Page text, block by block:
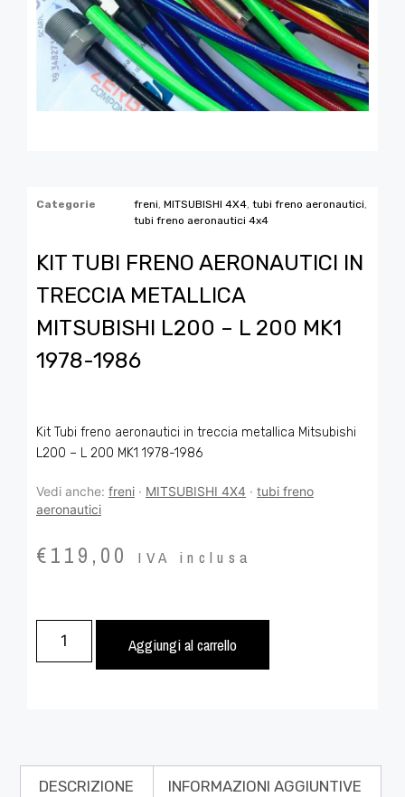
Categorie freni MITSUBISHI 4X4 tubi freno aeronautici
tubi freno aeronautici 4x4
KIT TUBI FRENO AERONAUTICI IN
TRECCIA METALLICA
MITSUBISHI L200 – L 200 MK1
1978-1986
Kit Tubi freno aeronautici in treccia metallica Mitsubishi
L200 – L 200 MK1 1978-1986
Vedi anche: freni · MITSUBISHI 4X4 · tubi freno
aeronautici
€119,00 IVA inclusa
Aggiungi al carrello
DESCRIZIONE INFORMAZIONI AGGIUNTIVE